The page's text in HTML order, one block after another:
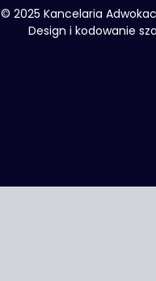
© 2025 Kancelaria
Design i kodowanie